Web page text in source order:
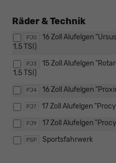
Räder & Technik
PJ0
16 Zoll Alufelgen
1.5 TSI)
PJ3
15 Zoll Alufelgen
1.5 TSI)
PJ4 16 Zoll Alufelgen
PJ7 17 Zoll Alufelgen
PJ9 17 Zoll Alufelgen
PSP Sportsfahrwerk